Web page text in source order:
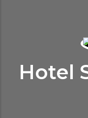
Hotel